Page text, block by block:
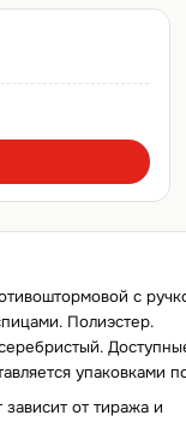
с
Полиэстер.
упаковками
от тиража и